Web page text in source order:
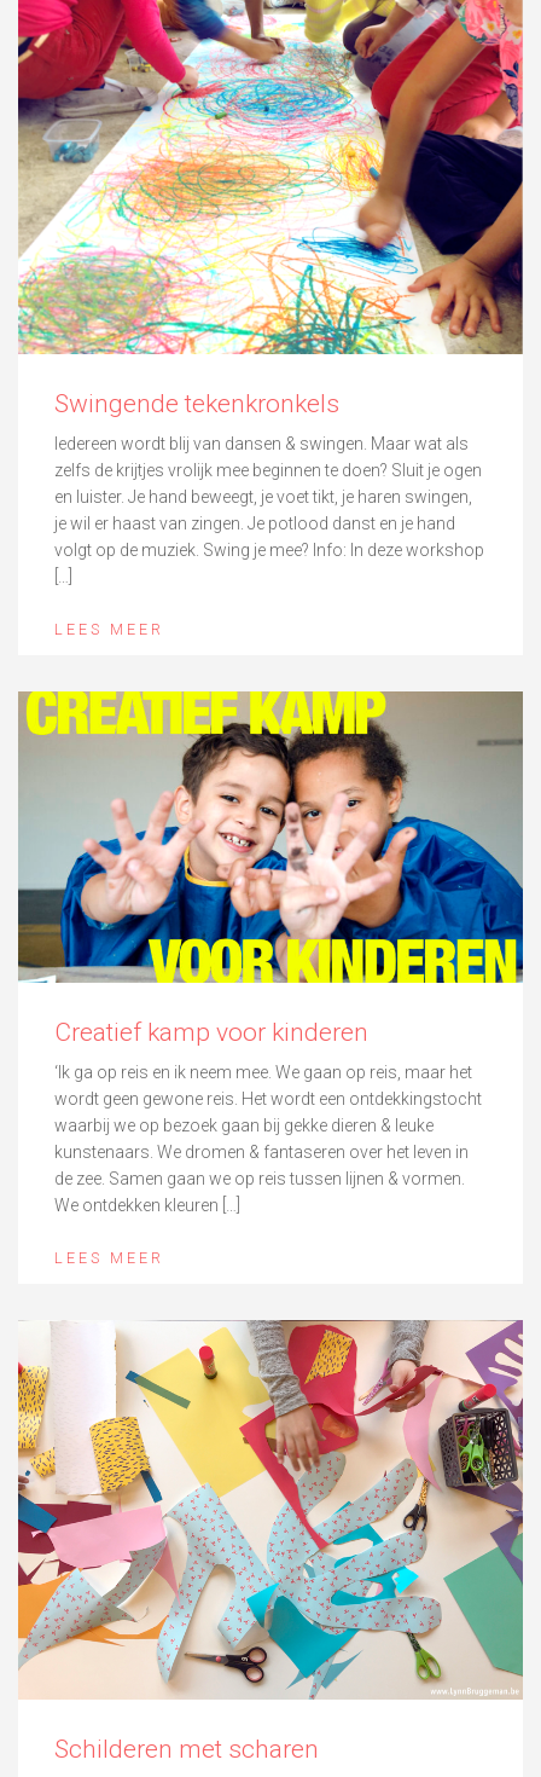
Swingende tekenkronkels
Iedereen wordt blij van dansen & swingen. Maar wat als
zelfs de krijtjes vrolijk mee beginnen te doen? Sluit je ogen
en luister. Je hand beweegt, je voet tikt, je haren swingen,
je wil er haast van zingen. Je potlood danst en je hand
volgt op de muziek. Swing je mee? Info: In deze workshop
[…]
LEES MEER
Creatief kamp voor kinderen
‘Ik ga op reis en ik neem mee. We gaan op reis, maar het
wordt geen gewone reis. Het wordt een ontdekkingstocht
waarbij we op bezoek gaan bij gekke dieren & leuke
kunstenaars. We dromen & fantaseren over het leven in
de zee. Samen gaan we op reis tussen lijnen & vormen.
We ontdekken kleuren […]
LEES MEER
Schilderen met scharen